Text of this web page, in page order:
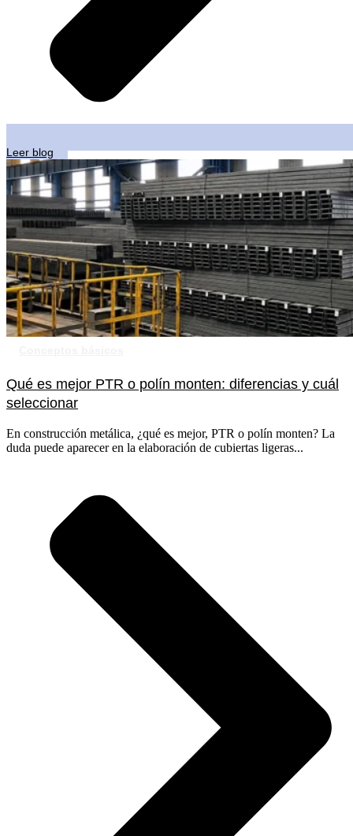
Leer blog
Qué es mejor PTR o polín monten: diferencias y cuál
seleccionar
En construcción metálica, ¿qué es mejor, PTR o polín monten? La
duda puede aparecer en la elaboración de cubiertas ligeras...